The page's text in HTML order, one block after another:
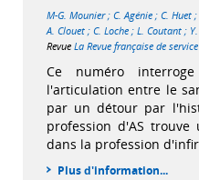
M-G. Mounier; C. Agénie ; C. Huet ;
A. Clouet ; C. Loche ; L. Coutant ;
Revue La Revue française de
Ce numéro
l'articulation entre le
par un détour par
profession d'AS
dans la profession
Plus d'information...